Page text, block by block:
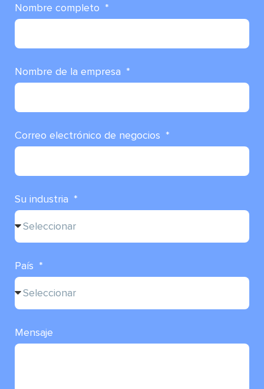
Nombre completo
Nombre de la empresa
Correo electrónico de negocios
Su industria
País
Mensaje